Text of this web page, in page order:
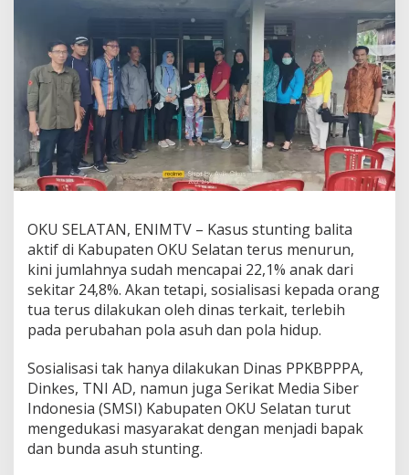
d
a
n
T
N
I
A
D
T
u
r
u
n
A
n
g
a
t
u
n
i
n
OKU SELATAN, ENIMTV – Kasus stunting balita
aktif di Kabupaten OKU Selatan terus menurun,
kini jumlahnya sudah mencapai 22,1% anak dari
sekitar 24,8%. Akan tetapi, sosialisasi kepada orang
tua terus dilakukan oleh dinas terkait, terlebih
pada perubahan pola asuh dan pola hidup.
Sosialisasi tak hanya dilakukan Dinas PPKBPPPA,
Dinkes, TNI AD, namun juga Serikat Media Siber
Indonesia (SMSI) Kabupaten OKU Selatan turut
mengedukasi masyarakat dengan menjadi bapak
dan bunda asuh stunting.